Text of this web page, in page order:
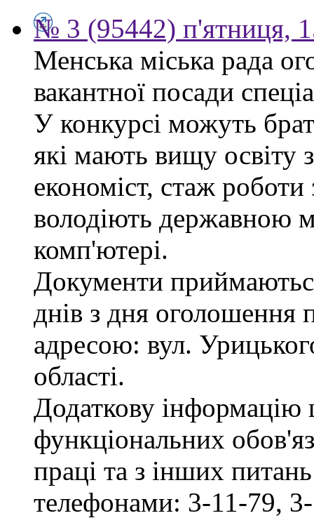
№ 3 (95442) п'ятниця,
Менська міська рада
вакантної посади
У конкурсі можуть
які мають вищу освіту
економіст, стаж
володіють державною
комп'ютері.
Документи
днів з дня оголошення
адресою: вул.
області.
Додаткову
функціональних
праці та з інших
телефонами: 3-11-79,